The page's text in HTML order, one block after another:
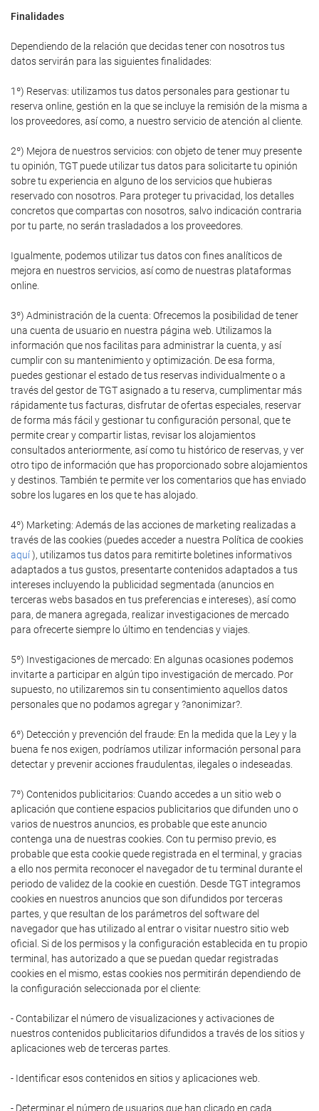
Finalidades
Dependiendo de la relación que decidas tener con nosotros tus
datos servirán para las siguientes finalidades:
1º) Reservas: utilizamos tus datos personales para gestionar tu
reserva online, gestión en la que se incluye la remisión de la misma a
los proveedores, así como, a nuestro servicio de atención al cliente.
2º) Mejora de nuestros servicios: con objeto de tener muy presente
tu opinión, TGT puede utilizar tus datos para solicitarte tu opinión
sobre tu experiencia en alguno de los servicios que hubieras
reservado con nosotros. Para proteger tu privacidad, los detalles
concretos que compartas con nosotros, salvo indicación contraria
por tu parte, no serán trasladados a los proveedores.
Igualmente, podemos utilizar tus datos con fines analíticos de
mejora en nuestros servicios, así como de nuestras plataformas
online.
3º) Administración de la cuenta: Ofrecemos la posibilidad de tener
una cuenta de usuario en nuestra página web. Utilizamos la
información que nos facilitas para administrar la cuenta, y así
cumplir con su mantenimiento y optimización. De esa forma,
puedes gestionar el estado de tus reservas individualmente o a
través del gestor de TGT asignado a tu reserva, cumplimentar más
rápidamente tus facturas, disfrutar de ofertas especiales, reservar
de forma más fácil y gestionar tu configuración personal, que te
permite crear y compartir listas, revisar los alojamientos
consultados anteriormente, así como tu histórico de reservas, y ver
otro tipo de información que has proporcionado sobre alojamientos
y destinos. También te permite ver los comentarios que has enviado
sobre los lugares en los que te has alojado.
4º) Marketing: Además de las acciones de marketing realizadas a
través de las cookies (puedes acceder a nuestra Política de cookies
aquí), utilizamos tus datos para remitirte boletines informativos
adaptados a tus gustos, presentarte contenidos adaptados a tus
intereses incluyendo la publicidad segmentada (anuncios en
terceras webs basados en tus preferencias e intereses), así como
para, de manera agregada, realizar investigaciones de mercado
para ofrecerte siempre lo último en tendencias y viajes.
5º) Investigaciones de mercado: En algunas ocasiones podemos
invitarte a participar en algún tipo investigación de mercado. Por
supuesto, no utilizaremos sin tu consentimiento aquellos datos
personales que no podamos agregar y ?anonimizar?.
6º) Detección y prevención del fraude: En la medida que la Ley y la
buena fe nos exigen, podríamos utilizar información personal para
detectar y prevenir acciones fraudulentas, ilegales o indeseadas.
7º) Contenidos publicitarios: Cuando accedes a un sitio web o
aplicación que contiene espacios publicitarios que difunden uno o
varios de nuestros anuncios, es probable que este anuncio
contenga una de nuestras cookies. Con tu permiso previo, es
probable que esta cookie quede registrada en el terminal, y gracias
a ello nos permita reconocer el navegador de tu terminal durante el
periodo de validez de la cookie en cuestión. Desde TGT integramos
cookies en nuestros anuncios que son difundidos por terceras
partes, y que resultan de los parámetros del software del
navegador que has utilizado al entrar o visitar nuestro sitio web
oficial. Si de los permisos y la configuración establecida en tu propio
terminal, has autorizado a que se puedan quedar registradas
cookies en el mismo, estas cookies nos permitirán dependiendo de
la configuración seleccionada por el cliente:
- Contabilizar el número de visualizaciones y activaciones de
nuestros contenidos publicitarios difundidos a través de los sitios y
aplicaciones web de terceras partes.
- Identificar esos contenidos en sitios y aplicaciones web.
- Determinar el número de usuarios que han clicado en cada